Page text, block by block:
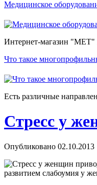
Медицинское
Интернет-магазин "МЕТ"
Что такое
Есть различные
Стресс у
Опубликовано 02.10.2013
развитием слабоумия у